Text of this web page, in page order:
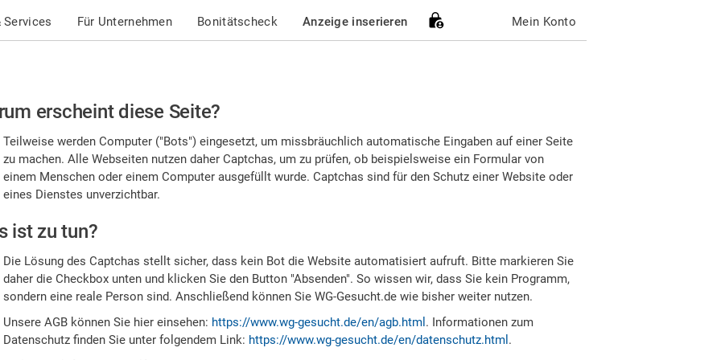
Services Für Unternehmen Bonitätscheck Anzeige inserieren Mein Konto
erscheint diese Seite?
Teilweise werden Computer ("Bots") eingesetzt, um missbräuchlich automatische Eingaben auf einer Seite
zu machen. Alle Webseiten nutzen daher Captchas, um zu prüfen, ob beispielsweise ein Formular von
einem Menschen oder einem Computer ausgefüllt wurde. Captchas sind für den Schutz einer Website oder
eines Dienstes unverzichtbar.
ist zu tun?
Die Lösung des Captchas stellt sicher, dass kein Bot die Website automatisiert aufruft. Bitte markieren Sie
daher die Checkbox unten und klicken Sie den Button "Absenden". So wissen wir, dass Sie kein Programm,
sondern eine reale Person sind. Anschließend können Sie WG-Gesucht.de wie bisher weiter nutzen.
Unsere AGB können Sie hier einsehen: https://www.wg-gesucht.de/en/agb.html . Informationen zum
Datenschutz finden Sie unter folgendem Link: https://www.wg-gesucht.de/en/datenschutz.html .